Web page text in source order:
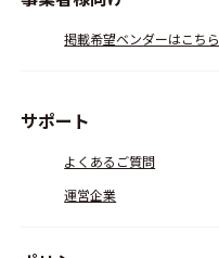
掲載希望ベンダーはこちら
サポート
よくあるご質問
運営企業